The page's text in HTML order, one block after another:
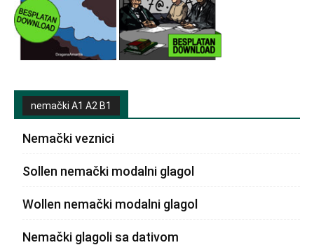
nemački A1 A2 B1
Nemački veznici
Sollen nemački modalni glagol
Wollen nemački modalni glagol
Nemački glagoli sa dativom